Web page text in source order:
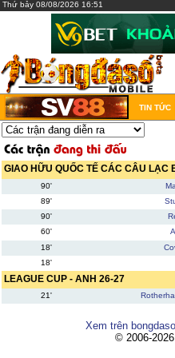
Thứ bảy 08/08/2026 16:51
TIN TỨC
GIAO HỮU QUỐC TẾ CÁC CÂU LẠC
90'
89'
90'
60'
18'
18'
LEAGUE CUP - ANH 26-27
21'
Xem trên
© 2006-